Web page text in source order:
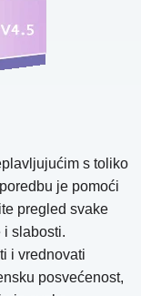
s toliko
je pomoći
pregled svake
i slabosti.
i vrednovati
posvećenost,